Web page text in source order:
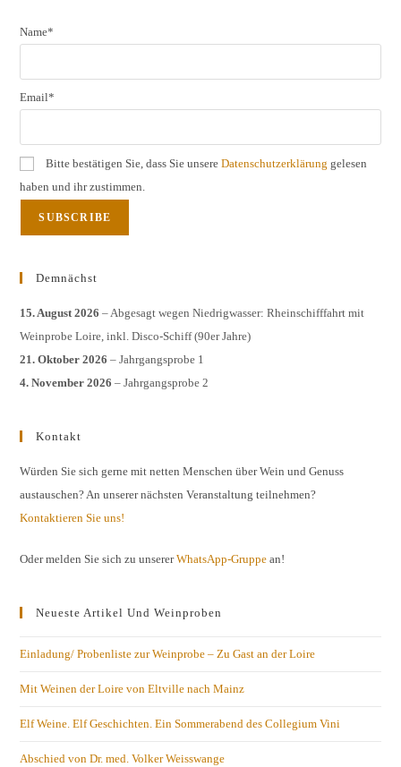
Name*
Email*
Bitte bestätigen Sie, dass Sie unsereDatenschutzerklärung gelesen
haben und ihr zustimmen.
Demnächst
15. August 2026 – Abgesagt wegen Niedrigwasser: Rheinschifffahrt mit
Weinprobe Loire, inkl. Disco-Schiff (90er Jahre)
21. Oktober 2026 – Jahrgangsprobe 1
4. November 2026 – Jahrgangsprobe 2
Kontakt
Würden Sie sich gerne mit netten Menschen über Wein und Genuss
austauschen? An unserer nächsten Veranstaltung teilnehmen?
Kontaktieren Sie uns!
Oder melden Sie sich zu unsererWhatsApp-Gruppe an!
Neueste Artikel Und Weinproben
Einladung/ Probenliste zur Weinprobe – Zu Gast an der Loire
Mit Weinen der Loire von Eltville nach Mainz
Elf Weine. Elf Geschichten. Ein Sommerabend des Collegium Vini
Abschied von Dr. med. Volker Weisswange